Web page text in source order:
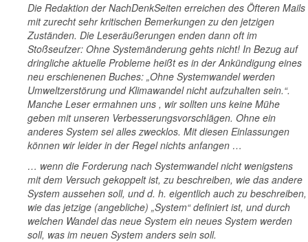
Die Redaktion der NachDenkSeiten erreichen des Öfteren Mails
mit zurecht sehr kritischen Bemerkungen zu den jetzigen
Zuständen. Die Leseräußerungen enden dann oft im
Stoßseufzer: Ohne Systemänderung gehts nicht! In Bezug auf
dringliche aktuelle Probleme heißt es in der Ankündigung eines
neu erschienenen Buches: „Ohne Systemwandel werden
Umweltzerstörung und Klimawandel nicht aufzuhalten sein.“.
Manche Leser ermahnen uns , wir sollten uns keine Mühe
geben mit unseren Verbesserungsvorschlägen. Ohne ein
anderes System sei alles zwecklos. Mit diesen Einlassungen
können wir leider in der Regel nichts anfangen …
… wenn die Forderung nach Systemwandel nicht wenigstens
mit dem Versuch gekoppelt ist, zu beschreiben, wie das andere
System aussehen soll, und d. h. eigentlich auch zu beschreiben,
wie das jetzige (angebliche) „System“ definiert ist, und durch
welchen Wandel das neue System ein neues System werden
soll, was im neuen System anders sein soll.